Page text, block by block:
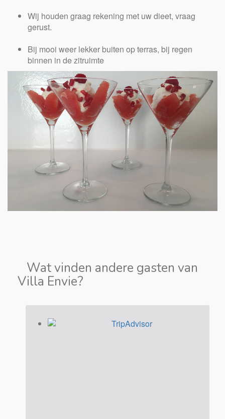
Wij houden graag rekening met uw dieet, vraag
gerust.
Bij mooi weer lekker buiten op terras, bij regen
binnen in de zitruimte
Wat vinden andere gasten van
Villa Envie?